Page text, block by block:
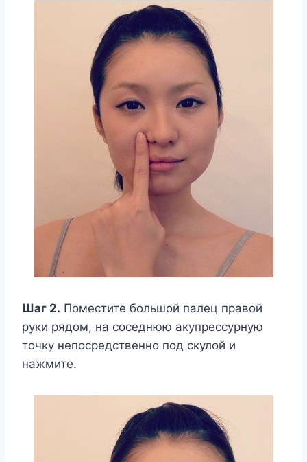
Шаг 2. Поместите большой палец правой
руки рядом, на соседнюю акупрессурную
точку непосредственно под скулой и
нажмите.